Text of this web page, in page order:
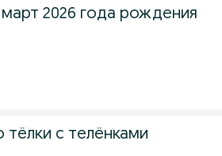
2026 года рождения
с телёнками